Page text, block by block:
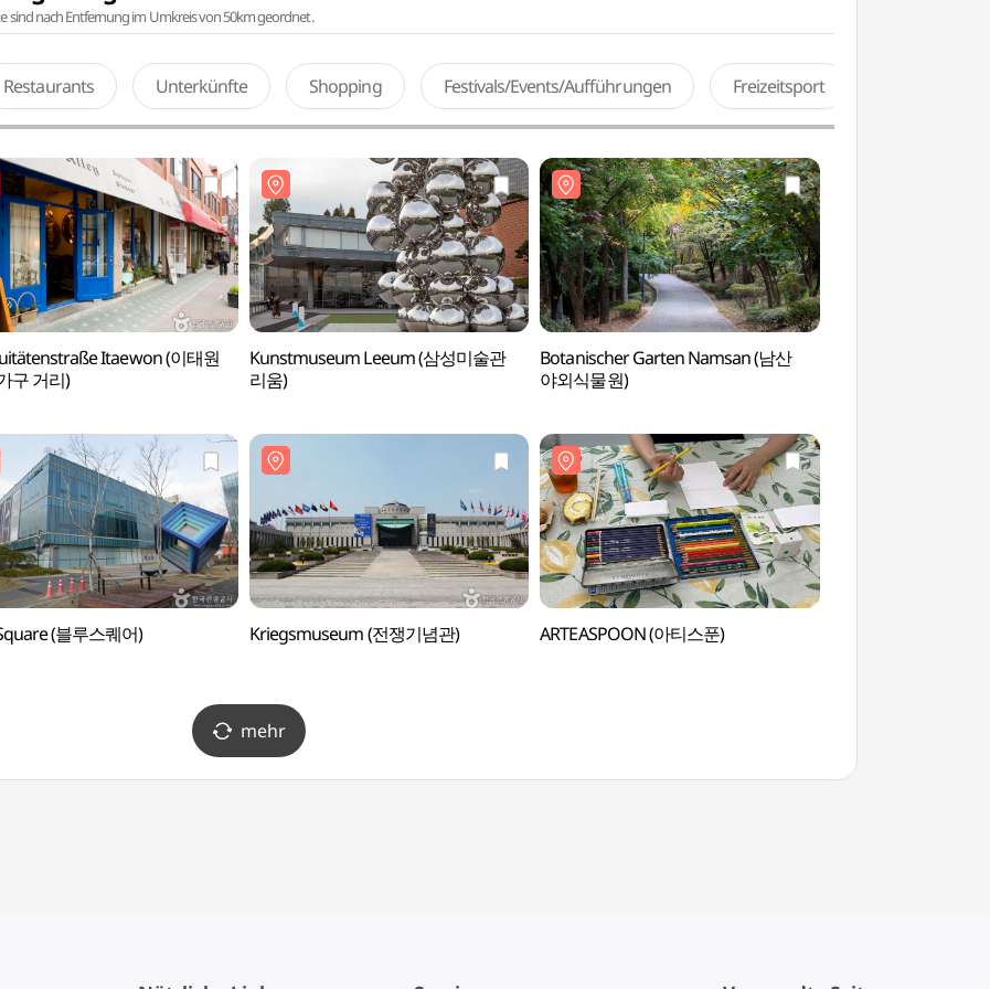
sind nach Entfernung im Umkreis von 50km geordnet.
Restaurants Unterkünfte Shopping Festivals/Events/Aufführungen Freizeitsport
Itaewon (이태원
구 거리)
Kunstmuseum Leeum (삼성미술관
리움)
Botanischer Garten Namsan (남산
야외식물원)
(블루스퀘어) Kriegsmuseum (전쟁기념관) ARTEASPOON (아티스푼)
mehr